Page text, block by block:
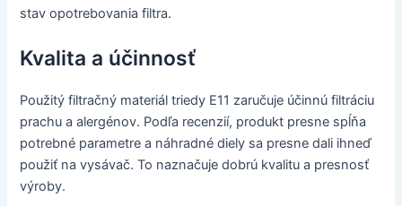
stav opotrebovania filtra.
Kvalita a účinnosť
Použitý filtračný materiál triedy E11 zaručuje účinnú filtráciu
prachu a alergénov. Podľa recenzií, produkt presne spĺňa
potrebné parametre a náhradné diely sa presne dali ihneď
použiť na vysávač. To naznačuje dobrú kvalitu a presnosť
výroby.